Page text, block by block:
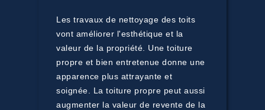
Les travaux de nettoyage des toits
vont améliorer l'esthétique et la
valeur de la propriété. Une toiture
propre et bien entretenue donne une
apparence plus attrayante et
soignée. La toiture propre peut aussi
augmenter la valeur de revente de la